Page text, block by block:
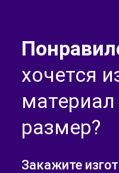
хочется
размер?
Закажите